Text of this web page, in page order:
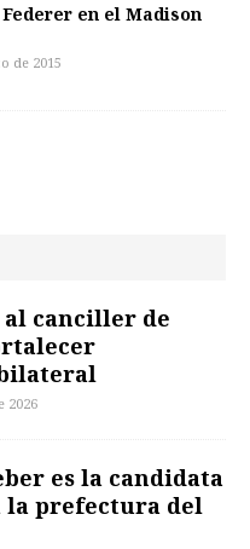
en el Madison
de 2015
al canciller de
2026
es la candidata
la prefectura del